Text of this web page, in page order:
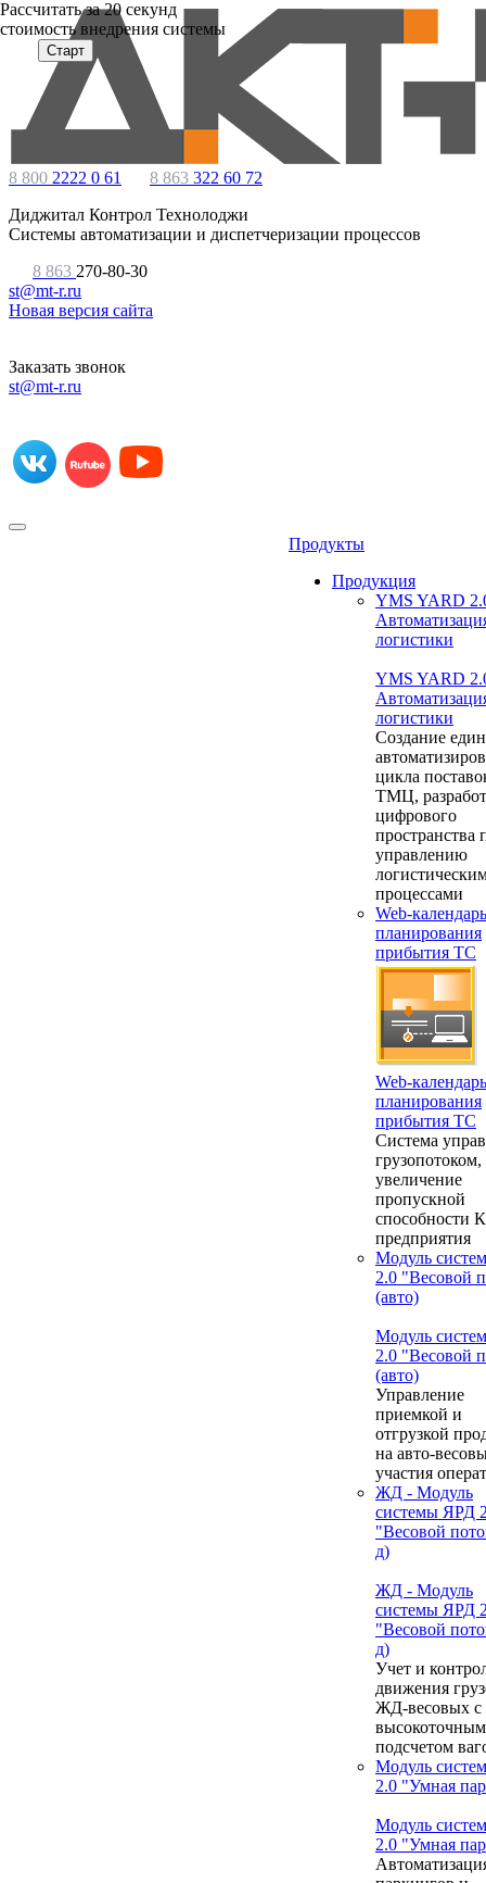
8 800 2222 0 61 8 863 322 60 72
Диджитал Контрол Технолоджи
Системы автоматизации и диспетчеризации процессов
8 863 270-80-30
st@mt-r.ru
Новая версия сайта
Заказать звонок
st@mt-r.ru
Продукты
Продукция
YMS YARD
логистики
YMS YARD
логистики
Создание
цикла
ТМЦ,
цифрового
пространства
управлению
процессами
Web-календарь
планирования
прибытия ТС
Web-календарь
планирования
прибытия ТС
Система
грузопотоком,
увеличение
пропускной
способности
предприятия
Модуль
2.0 "Весовой
(авто)
Модуль
2.0 "Весовой
(авто)
Управление
приемкой и
отгрузкой
на авто-
участия
ЖД - Модуль
системы ЯРД
"Весовой
д)
ЖД - Модуль
системы ЯРД
"Весовой
д)
Учет и
движения
ЖД-весовых с
высокоточным
подсчетом
Модуль
2.0 "Умная
Модуль
2.0 "Умная
Расcчитать за 20 секунд
стоимость внедрения системы
Старт